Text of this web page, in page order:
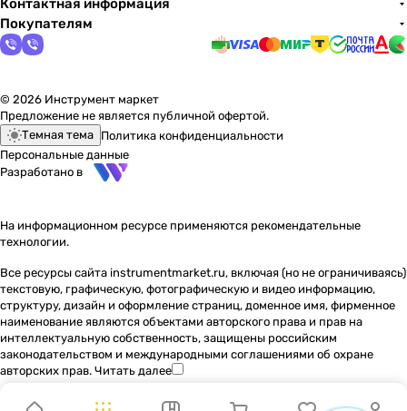
Контактная информация
Покупателям
© 2026 Инструмент маркет
Предложение не является публичной офертой.
Темная тема Политика конфиденциальности
Персональные данные
Разработано в
На информационном ресурсе применяются рекомендательные
технологии.
Все ресурсы сайта instrumentmarket.ru, включая (но не ограничиваясь)
текстовую, графическую, фотографическую и видео информацию,
структуру, дизайн и оформление страниц, доменное имя, фирменное
наименование являются объектами авторского права и прав на
интеллектуальную собственность, защищены российским
законодательством и международными соглашениями об охране
авторских прав. Читать далее